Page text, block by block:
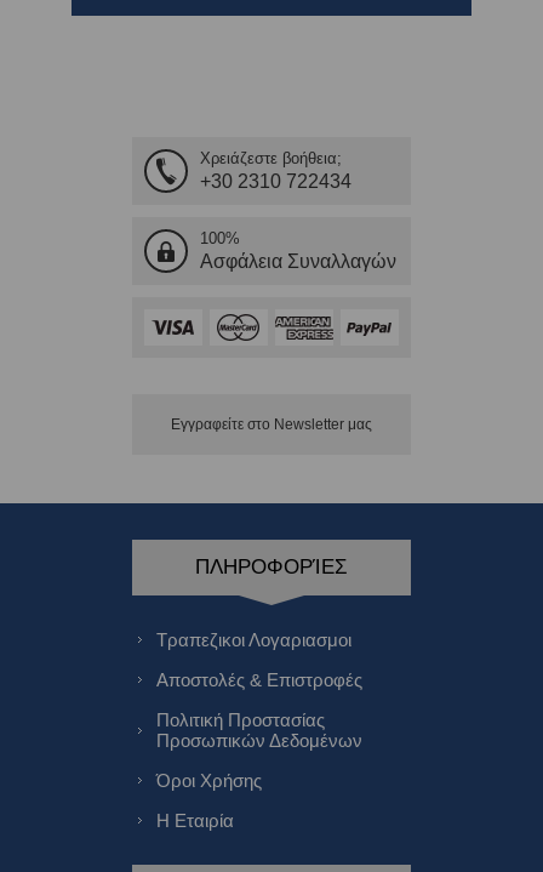
Χρειάζεστε βοήθεια;
+30 2310 722434
100%
Ασφάλεια Συναλλαγών
Εγγραφείτε στο Νewsletter μας
ΠΛΗΡΟΦΟΡΊΕΣ
Τραπεζικοι Λογαριασμοι
Αποστολές & Επιστροφές
Πολιτική Προστασίας
Προσωπικών Δεδομένων
Όροι Χρήσης
Η Εταιρία